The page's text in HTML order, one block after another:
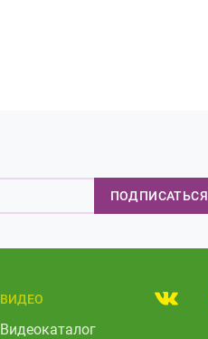
ПОДПИСАТЬСЯ
ВИДЕО
Видеокаталог